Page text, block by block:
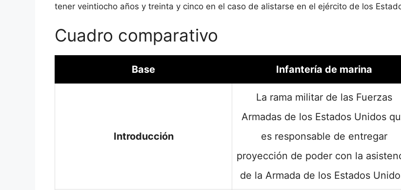
tener veintiocho años y treinta y cinco en el caso de alistarse en el ejército de los
Cuadro comparativo
Base Infantería de marina
Introducción
La rama militar de las Fuerzas
Armadas de los Estados Unidos
es responsable de entregar
proyección de poder con la
de la Armada de los Estados